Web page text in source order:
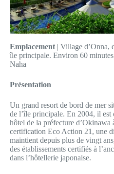
Emplacement | Village d’Onna,
île principale. Environ 60
Naha
Présentation
Un grand resort de bord de mer
de l’île principale. En 2004, il est
hôtel de la préfecture d’Okinawa
certification Eco Action 21, une
maintient depuis plus de vingt
des établissements certifiés à
dans l’hôtellerie japonaise.